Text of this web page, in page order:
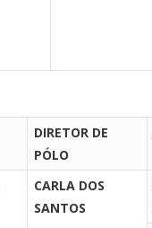
DIRETOR DE
PÓLO
CARLA DOS
SANTOS